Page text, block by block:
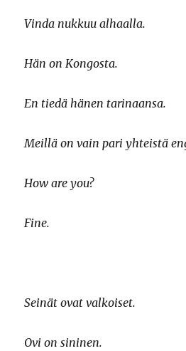
Vinda nukkuu alhaalla.
Hän on Kongosta.
En tiedä hänen tarinaansa.
Meillä on vain pari yhteistä
How are you?
Fine.
Seinät ovat valkoiset.
Ovi on sininen.